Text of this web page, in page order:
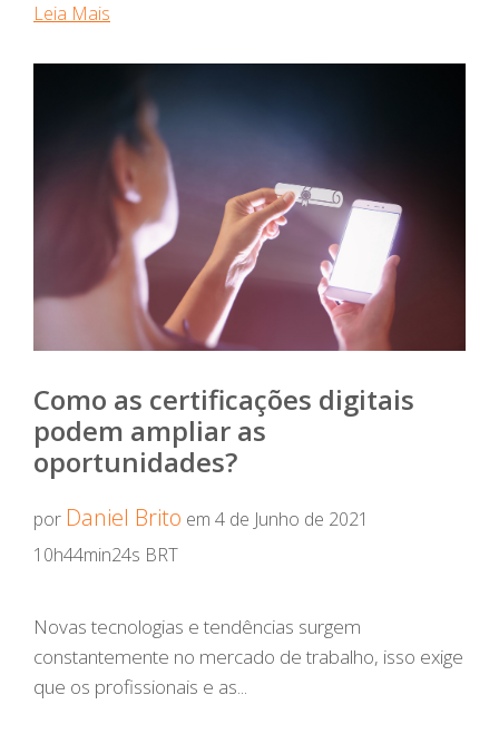
Leia Mais
Como as certificações digitais
podem ampliar as
oportunidades?
por Daniel Brito em 4 de Junho de 2021
10h44min24s BRT
Novas tecnologias e tendências surgem
constantemente no mercado de trabalho, isso exige
que os profissionais e as...